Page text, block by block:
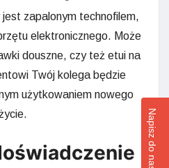
zapalonym technofilem,
elektronicznego. Może
douszne, czy też etui na
Twój kolega będzie
użytkowaniem nowego
Napisz do nas!